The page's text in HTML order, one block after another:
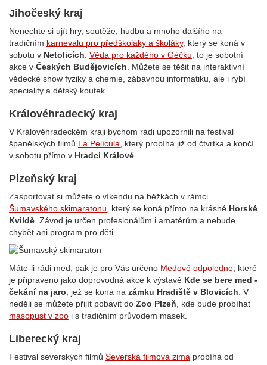
Jihočeský kraj
Nenechte si ujít hry, soutěže, hudbu a mnoho dalšího na
tradičním karnevalu pro předškoláky a školáky, který se koná v
sobotu v Netolicích Věda pro každého v Géčku , to je sobotní
akce v Českých Budějovicích . Můžete se těšit na interaktivní
vědecké show fyziky a chemie, zábavnou informatiku, ale i rybí
speciality a dětský koutek.
Královéhradecký kraj
V Královéhradeckém kraji bychom rádi upozornili na festival
španělských filmů La Película , který probíhá již od čtvrtka a končí
v sobotu přímo v Hradci Králové
Plzeňský kraj
Zasportovat si můžete o víkendu na běžkách v rámci
Šumavského skimaratonu , který se koná přímo na krásné Horské
Kvildě . Závod je určen profesionálům i amatérům a nebude
chybět ani program pro děti.
Máte-li rádi med, pak je pro Vás určeno Medové odpoledne , které
je připraveno jako doprovodná akce k výstavě Kde se bere med -
čekání na jaro , jež se koná na zámku Hradiště v Blovicích . V
neděli se můžete přijít pobavit do Zoo Plzeň , kde bude probíhat
masopust v zoo i s tradičním průvodem masek.
Liberecký kraj
Festival severských filmů Severská filmová zima probíhá od